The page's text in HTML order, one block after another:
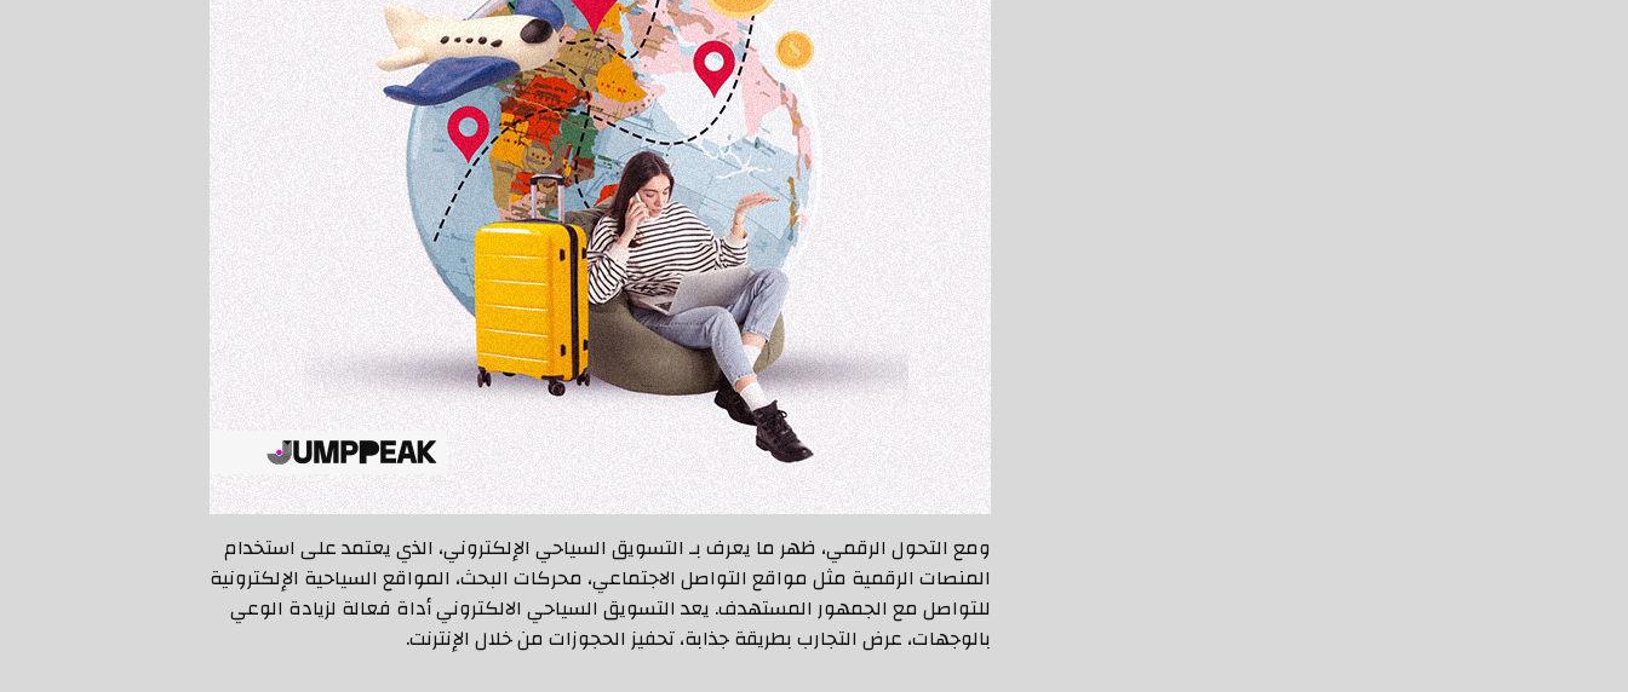
ومع التحول الرقمي، ظهر ما يعرف بـ التسويق السياحي الإلكتروني، الذي يعتمد على استخدام
المنصات الرقمية مثل مواقع التواصل الاجتماعي، محركات البحث، المواقع السياحية الإلكترونية
للتواصل مع الجمهور المستهدف. يعد التسويق السياحي الالكتروني أداة فعالة لزيادة الوعي
بالوجهات، عرض التجارب بطريقة جذابة، تحفيز الحجوزات من خلال الإنترنت.